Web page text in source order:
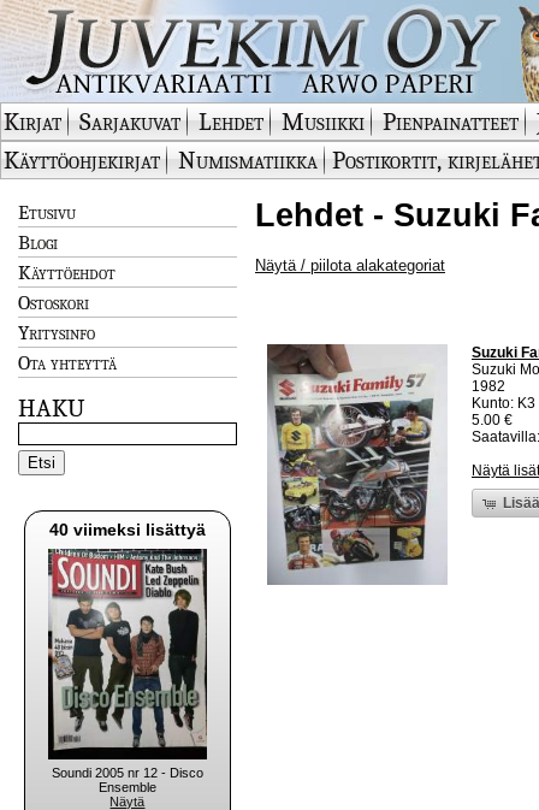
Kirjat Sarjakuvat Lehdet Musiikki Pienpainatteet
Käyttöohjekirjat
Numismatiikka Postikortit,
Etusivu
Blogi
Käyttöehdot
Ostoskori
Yritysinfo
Ota yhteyttä
HAKU
40 viimeksi lisättyä
Soundi 2005 nr 12 - Disco
Ensemble
Näytä
Lehdet - Suzuki
Näytä / piilota alakategoriat
Suzuki
Suzuki
1982
Kunto:
5.00 €
Näytä